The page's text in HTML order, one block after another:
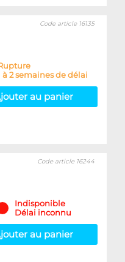
Code article 16135
à 2 semaines de délai
au panier
Code article 16244
Indisponible
Délai inconnu
au panier